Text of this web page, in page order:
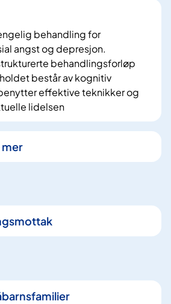
behandling for
angst og depresjon.
behandlingsforløp
består av kognitiv
effektive teknikker og
lidelsen
mer